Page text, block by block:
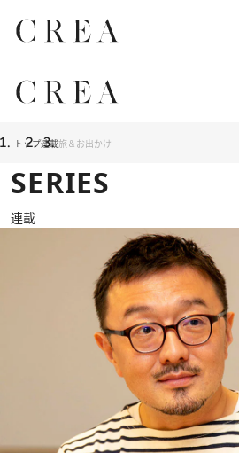
トップ連載旅＆お出かけ
SERIES
連載